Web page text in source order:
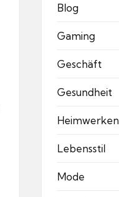
Blog
Gaming
Geschäft
Gesundheit
Heimwerken
Lebensstil
Mode